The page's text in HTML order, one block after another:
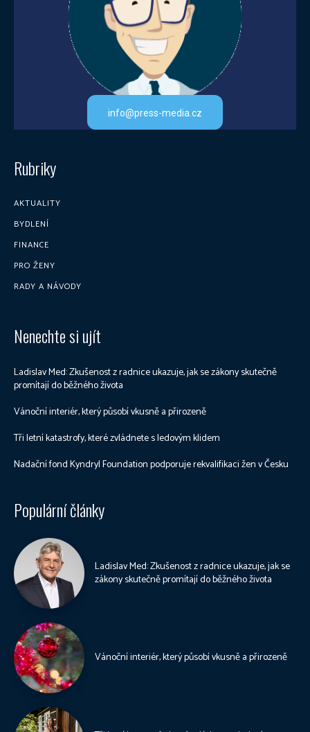
info@press-media.cz
Rubriky
AKTUALITY
BYDLENÍ
FINANCE
PRO ŽENY
RADY A NÁVODY
Nenechte si ujít
Ladislav Med: Zkušenost z radnice ukazuje, jak se zákony skutečně
promítají do běžného života
Vánoční interiér, který působí vkusně a přirozeně
Tři letní katastrofy, které zvládnete s ledovým klidem
Nadační fond Kyndryl Foundation podporuje rekvalifikaci žen v Česku
Populární články
Ladislav Med: Zkušenost z radnice ukazuje, jak se
zákony skutečně promítají do běžného života
Vánoční interiér, který působí vkusně a přirozeně